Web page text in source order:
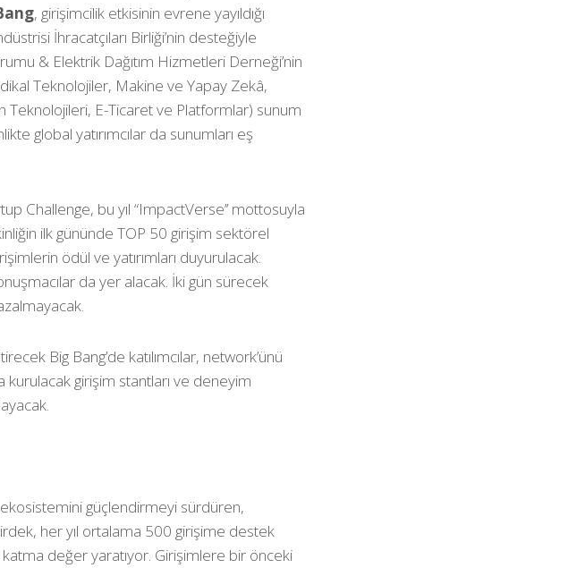
, girişimcilik etkisinin evrene yayıldığı
İhracatçıları Birliği’nin desteğiyle
& Elektrik Dağıtım Hizmetleri Derneği’nin
Teknolojiler, Makine ve Yapay Zekâ,
Teknolojileri, E-Ticaret ve Platformlar) sunum
global yatırımcılar da sunumları eş
Challenge, bu yıl “ImpactVerse’’ mottosuyla
ilk gününde TOP 50 girişim sektörel
ödül ve yatırımları duyurulacak.
da yer alacak. İki gün sürecek
Big Bang’de katılımcılar, network’ünü
kurulacak girişim stantları ve deneyim
güçlendirmeyi sürdüren,
her yıl ortalama 500 girişime destek
değer yaratıyor. Girişimlere bir önceki